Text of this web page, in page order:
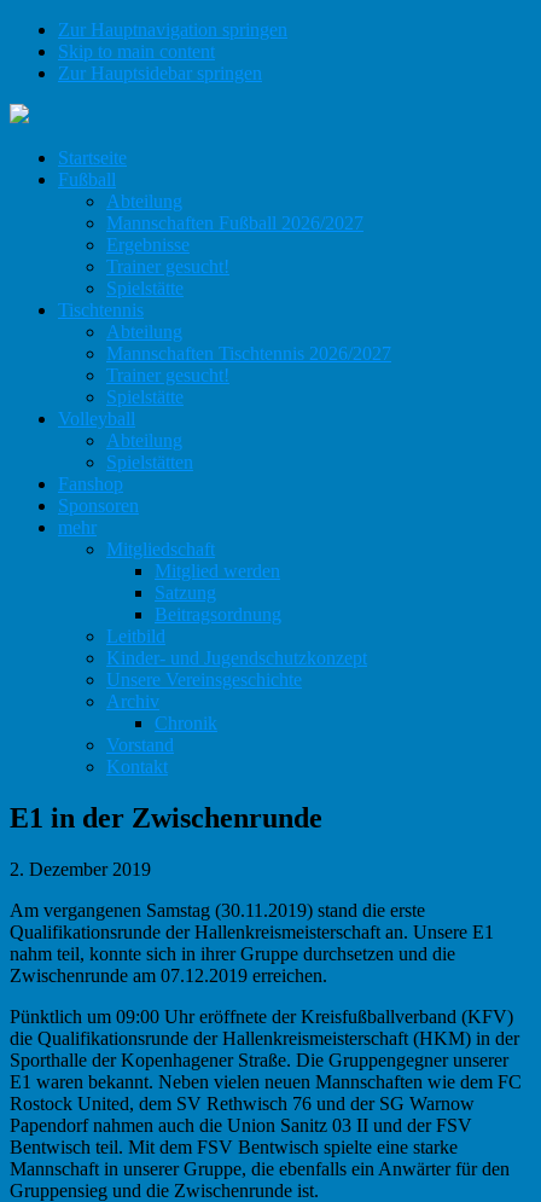
Zur Hauptnavigation springen
Skip to main content
Zur Hauptsidebar springen
Startseite
Fußball
Abteilung
Mannschaften Fußball 2026/2027
Ergebnisse
Trainer gesucht!
Spielstätte
Tischtennis
Abteilung
Mannschaften Tischtennis 2026/2027
Trainer gesucht!
Spielstätte
Volleyball
Abteilung
Spielstätten
Fanshop
Sponsoren
mehr
Mitgliedschaft
Mitglied werden
Satzung
Beitragsordnung
Leitbild
Kinder- und Jugendschutzkonzept
Unsere Vereinsgeschichte
Archiv
Chronik
Vorstand
Kontakt
E1 in der Zwischenrunde
2. Dezember 2019
Am vergangenen Samstag (30.11.2019) stand die erste
Qualifikationsrunde der Hallenkreismeisterschaft an. Unsere E1
nahm teil, konnte sich in ihrer Gruppe durchsetzen und die
Zwischenrunde am 07.12.2019 erreichen.
Pünktlich um 09:00 Uhr eröffnete der Kreisfußballverband (KFV)
die Qualifikationsrunde der Hallenkreismeisterschaft (HKM) in der
Sporthalle der Kopenhagener Straße. Die Gruppengegner unserer
E1 waren bekannt. Neben vielen neuen Mannschaften wie dem FC
Rostock United, dem SV Rethwisch 76 und der SG Warnow
Papendorf nahmen auch die Union Sanitz 03 II und der FSV
Bentwisch teil. Mit dem FSV Bentwisch spielte eine starke
Mannschaft in unserer Gruppe, die ebenfalls ein Anwärter für den
Gruppensieg und die Zwischenrunde ist.